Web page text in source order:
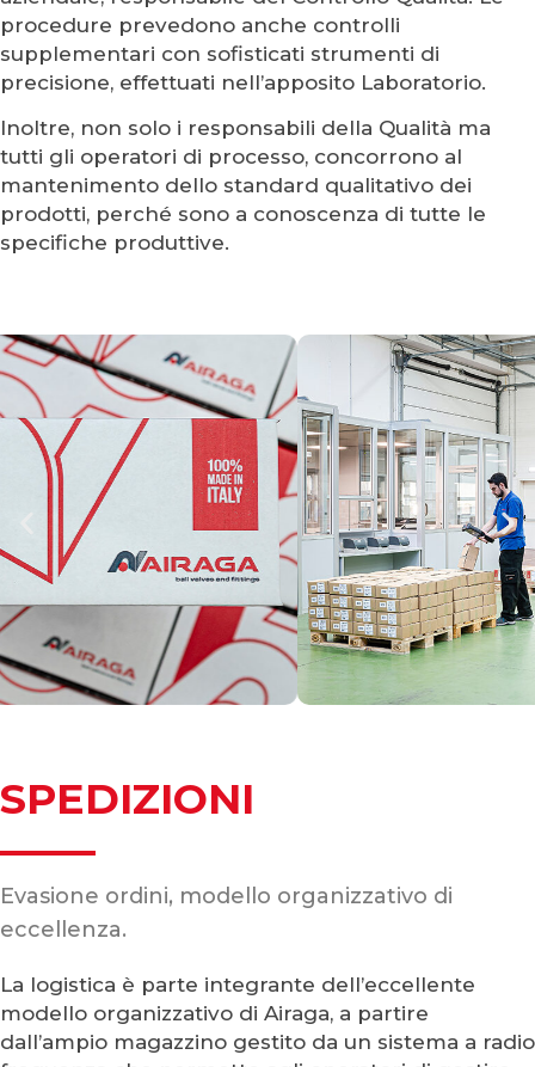
procedure prevedono anche controlli
supplementari con sofisticati strumenti di
precisione, effettuati nell’apposito Laboratorio.
Inoltre, non solo i responsabili della Qualità ma
tutti gli operatori di processo, concorrono al
mantenimento dello standard qualitativo dei
prodotti, perché sono a conoscenza di tutte le
specifiche produttive.
SPEDIZIONI
Evasione ordini, modello organizzativo di
eccellenza.
La logistica è parte integrante dell’eccellente
modello organizzativo di Airaga, a partire
dall’ampio magazzino gestito da un sistema a radio